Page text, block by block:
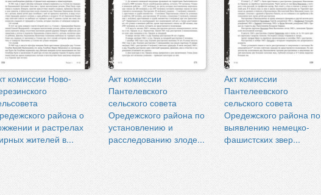
комиссии Ново-
района о
и растрелах
жителей в...
Акт комиссии
Пантелевского
сельского совета
Оредежского района по
установлению и
расследованию злоде...
Акт комиссии
Пантелеевского
сельского совета
Оредежского района по
выявлению немецко-
фашистских звер...